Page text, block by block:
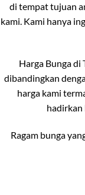
di tempat tujuan
kami. Kami hanya
Harga Bunga di
dibandingkan
harga kami
hadirkan
Ragam bunga